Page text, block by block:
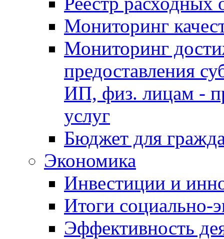
Мониторинг
Мониторинг
предоставления
ИП, физ. лицам -
услуг
Бюджет для
Экономика
Инвестиции и
Итоги социально-
Эффективность